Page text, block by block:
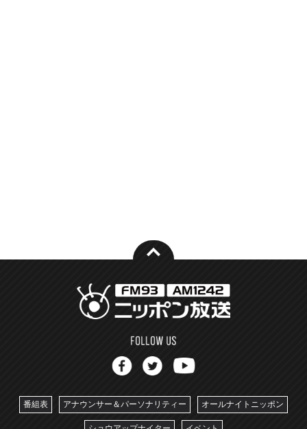
番組表 アナウンサー＆パーソナリティー オールナイトニッポン